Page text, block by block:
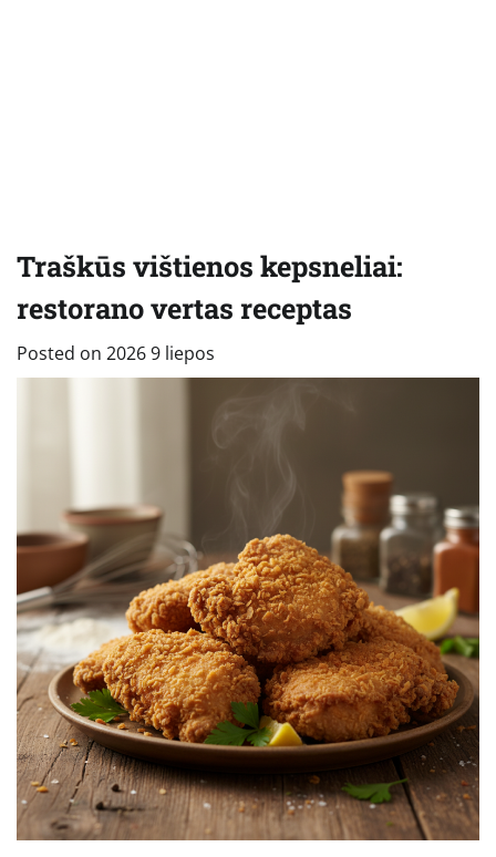
Traškūs vištienos kepsneliai:
restorano vertas receptas
Posted on 2026 9 liepos